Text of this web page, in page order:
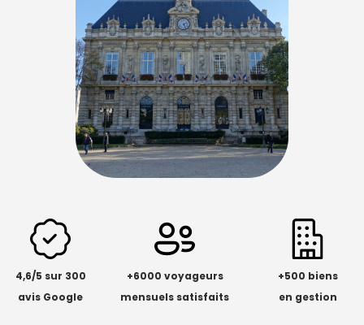
4,6/5 sur 300
avis Google
+6000 voyageurs
mensuels satisfaits
+500 biens
en gestion